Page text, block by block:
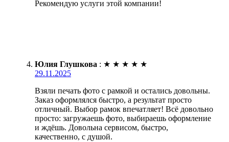
Рекомендую услуги этой компании!
Юлия Глушкова : ★ ★ ★ ★ ★
29.11.2025
Взяли печать фото с рамкой и остались довольны.
Заказ оформлялся быстро, а результат просто
отличный. Выбор рамок впечатляет! Всё довольно
просто: загружаешь фото, выбираешь оформление
и ждёшь. Довольна сервисом, быстро,
качественно, с душой.